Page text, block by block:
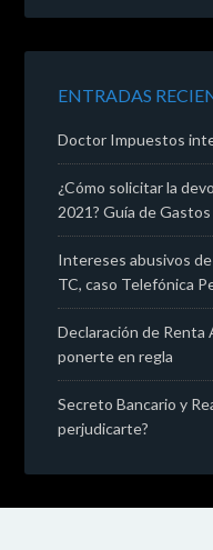
ENTRADAS
Doctor Impuestos
¿Cómo solicitar la
2021? Guía de
Intereses abusivos
TC, caso Telefónica
Declaración de Renta
ponerte en regla
Secreto Bancario y
perjudicarte?